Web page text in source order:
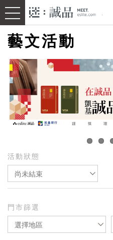
藝文活動
活動狀態
尚未結束
門市篩選
選擇地區